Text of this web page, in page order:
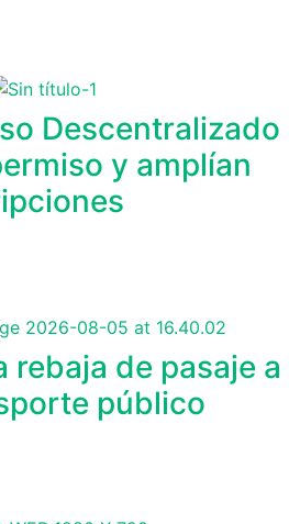
Descentralizado
y amplían
rebaja de pasaje a
público